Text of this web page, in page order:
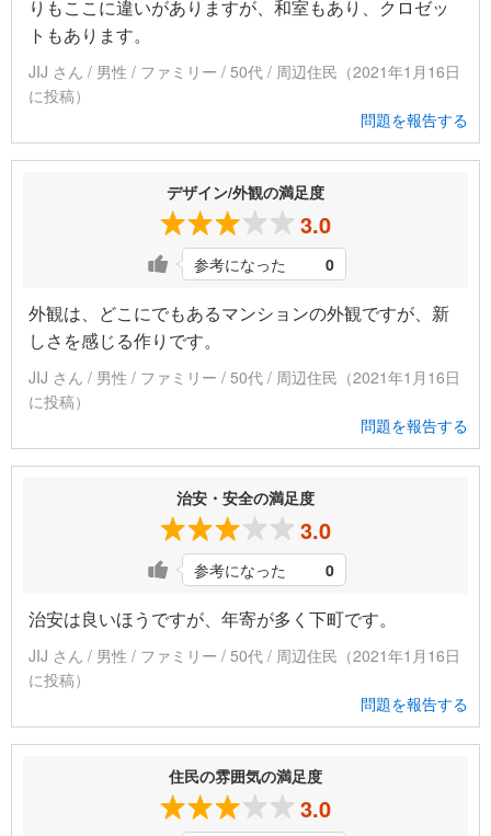
りもここに違いがありますが、和室もあり、クロゼッ
トもあります。
JIJ さん / 男性 / ファミリー / 50代 / 周辺住民（2021年1月16日
に投稿）
問題を報告する
デザイン/外観の満足度
3.0
参考になった 0
外観は、どこにでもあるマンションの外観ですが、新
しさを感じる作りです。
JIJ さん / 男性 / ファミリー / 50代 / 周辺住民（2021年1月16日
に投稿）
問題を報告する
治安・安全の満足度
3.0
参考になった 0
治安は良いほうですが、年寄が多く下町です。
JIJ さん / 男性 / ファミリー / 50代 / 周辺住民（2021年1月16日
に投稿）
問題を報告する
住民の雰囲気の満足度
3.0